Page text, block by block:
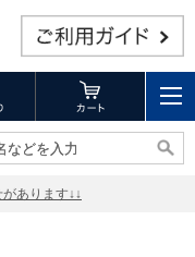
などを入力
などを入力
あります↓↓